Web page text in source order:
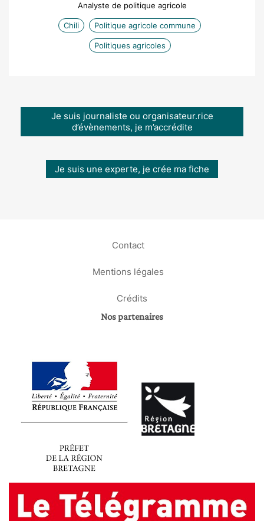
Analyste de politique agricole
Chili Politique agricole commune
Politiques agricoles
Je suis journaliste ou organisateur.rice
d’évènements, je m’accrédite
Je suis une experte, je crée ma fiche
Contact
Mentions légales
Crédits
Nos partenaires